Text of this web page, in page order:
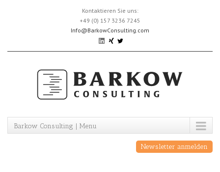
Kontaktieren Sie uns:
+49 (0) 157 3236 7245
Info@BarkowConsulting.com
Barkow Consulting | Menu
Newsletter anmelden